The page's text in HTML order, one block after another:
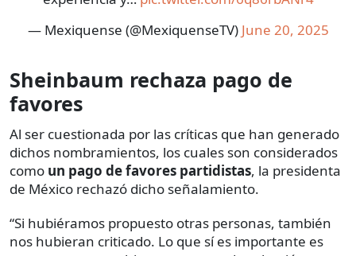
— Mexiquense (@MexiquenseTV) June 20, 2025
Sheinbaum rechaza pago de
favores
Al ser cuestionada por las críticas que han generado
dichos nombramientos, los cuales son considerados
como un pago de favores partidistas, la presidenta
de México rechazó dicho señalamiento.
“Si hubiéramos propuesto otras personas, también
nos hubieran criticado. Lo que sí es importante es